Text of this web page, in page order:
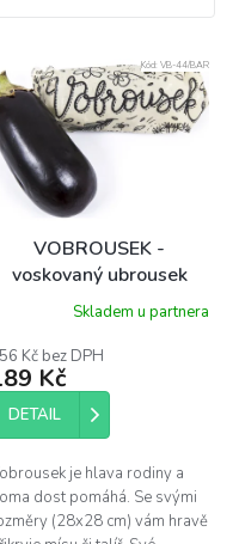
VOBROUSEK -
voskovaný ubrousek
28x28 cm
Skladem u partnera
Kč bez DPH
Kč
DETAIL
je hlava rodiny a
dost pomáhá. Se svými
(28x28 cm) vám hravě
Kód: VB-44/BAR